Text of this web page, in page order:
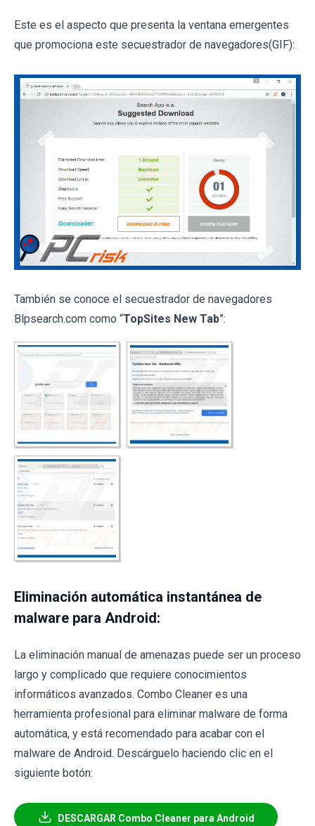
Este es el aspecto que presenta la ventana emergentes
que promociona este secuestrador de navegadores(GIF):
También se conoce el secuestrador de navegadores
Blpsearch.com como “TopSites New Tab”:
Eliminación automática instantánea de
malware para Android:
La eliminación manual de amenazas puede ser un proceso
largo y complicado que requiere conocimientos
informáticos avanzados. Combo Cleaner es una
herramienta profesional para eliminar malware de forma
automática, y está recomendado para acabar con el
malware de Android. Descárguelo haciendo clic en el
siguiente botón:
DESCARGAR Combo Cleaner para Android